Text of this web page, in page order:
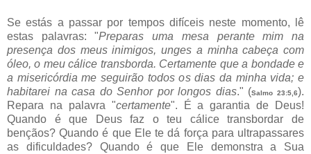
Se estás a passar por tempos difíceis neste momento, lê
estas palavras: "Preparas uma mesa perante mim na
presença dos meus inimigos, unges a minha cabeça com
óleo, o meu cálice transborda. Certamente que a bondade e
a misericórdia me seguirão todos os dias da minha vida; e
habitarei na casa do Senhor por longos dias." (Salmo 23:5,6).
Repara na palavra "certamente". É a garantia de Deus!
Quando é que Deus faz o teu cálice transbordar de
bençãos? Quando é que Ele te dá força para ultrapassares
as dificuldades? Quando é que Ele demonstra a Sua